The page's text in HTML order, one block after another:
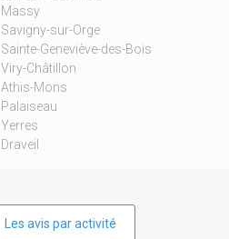
Massy
Savigny-sur-Orge
Sainte-Geneviève-des-Bois
Viry-Châtillon
Athis-Mons
Palaiseau
Yerres
Draveil
Les avis par activité